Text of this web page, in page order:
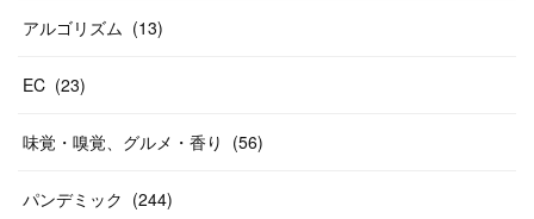
アルゴリズム (13)
EC (23)
味覚・嗅覚、グルメ・香り (56)
パンデミック (244)